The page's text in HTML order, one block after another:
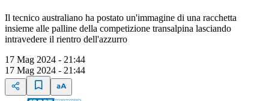
Il tecnico australiano ha postato un'immagine di una racchetta
insieme alle palline della competizione transalpina lasciando
intravedere il rientro dell'azzurro
17 Mag 2024 - 21:44
17 Mag 2024 - 21:44